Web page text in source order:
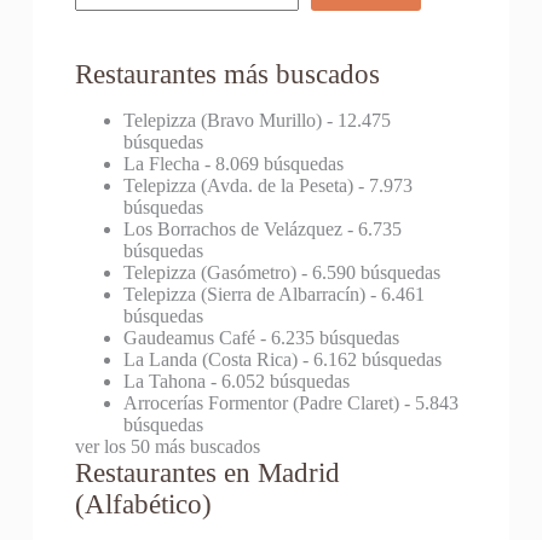
Restaurantes más buscados
Telepizza (Bravo Murillo)- 12.475
búsquedas
La Flecha - 8.069 búsquedas
Telepizza (Avda. de la Peseta)- 7.973
búsquedas
Los Borrachos de Velázquez- 6.735
búsquedas
Telepizza (Gasómetro)- 6.590 búsquedas
Telepizza (Sierra de Albarracín)- 6.461
búsquedas
Gaudeamus Café- 6.235 búsquedas
La Landa (Costa Rica)- 6.162 búsquedas
La Tahona - 6.052 búsquedas
Arrocerías Formentor (Padre Claret)- 5.843
búsquedas
ver los 50 más buscados
Restaurantes en Madrid
(Alfabético)